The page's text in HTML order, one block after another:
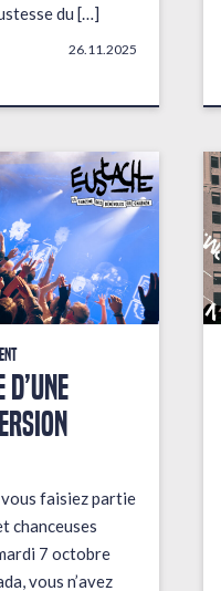
du […]
26.11.2025
vous faisiez partie
chanceuses
7 octobre
vous n’avez